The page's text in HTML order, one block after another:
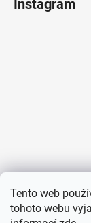
Tento web
tohoto webu
Instagram